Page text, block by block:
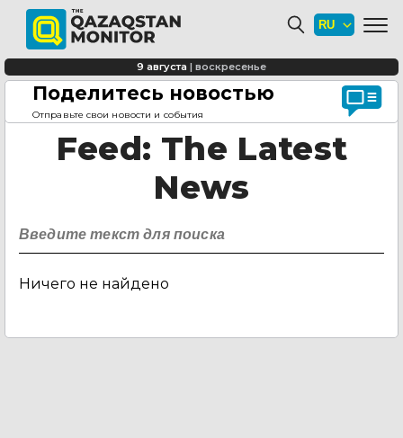
Поделитесь новостью
Отправьте свои новости и события
9 августа | воскресенье
Главная страница
Feed: The Latest
News
Ничего не найдено